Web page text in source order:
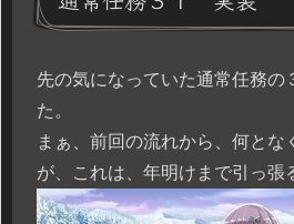
先の気になっていた通常任務の
た。
まぁ、前回の流れから、何とな
が、これは、年明けまで引っ張